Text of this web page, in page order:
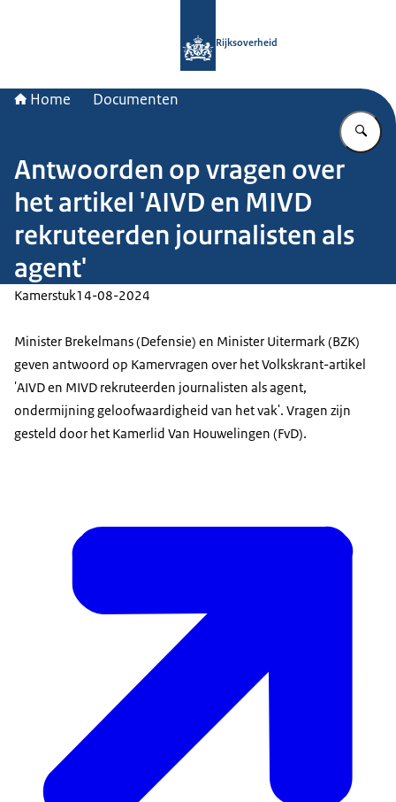
Rijksoverheid
Home Documenten
Antwoorden op vragen over
het artikel 'AIVD en MIVD
rekruteerden journalisten als
agent'
Kamerstuk14-08-2024
Minister Brekelmans (Defensie) en Minister Uitermark (BZK)
geven antwoord op Kamervragen over het Volkskrant-artikel
'AIVD en MIVD rekruteerden journalisten als agent,
ondermijning geloofwaardigheid van het vak'. Vragen zijn
gesteld door het Kamerlid Van Houwelingen (FvD).